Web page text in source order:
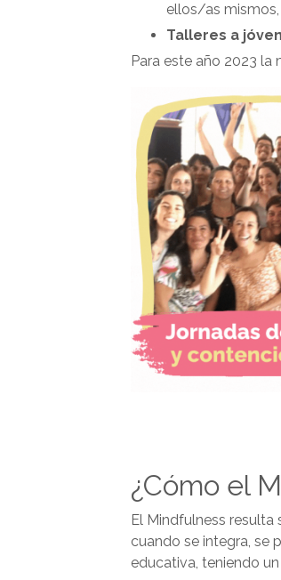
ellos/as
Talleres a
Para este año 2023 la
¿Cómo el
El Mindfulness resulta
cuando se integra, se
educativa, teniendo